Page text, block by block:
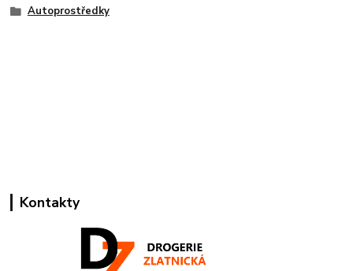
Autoprostředky
Kontakty